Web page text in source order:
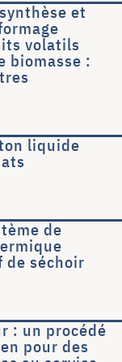
et
volatils
biomasse :
liquide
de
séchoir
: un procédé
pour des